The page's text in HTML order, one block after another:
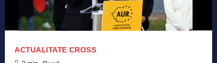
ACTUALITATE CROSS